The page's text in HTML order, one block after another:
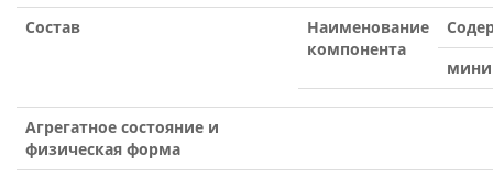
Состав
Наименование
компонента
Агрегатное состояние и
физическая форма